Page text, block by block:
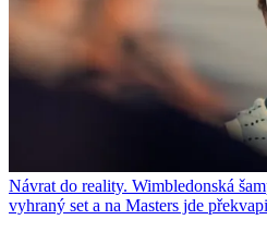
Návrat do reality. Wimbledonská
vyhraný set a na Masters jde